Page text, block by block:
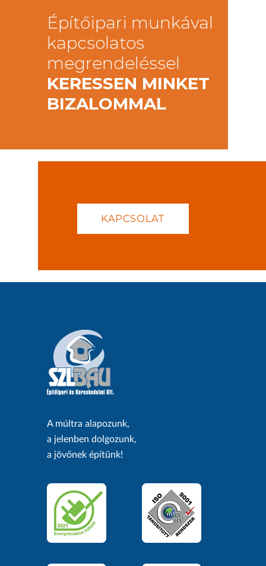
Építőipari munkával
kapcsolatos
megrendeléssel
KERESSEN MINKET
BIZALOMMAL
KAPCSOLAT
A múltra alapozunk,
a jelenben dolgozunk,
a jövőnek építünk!